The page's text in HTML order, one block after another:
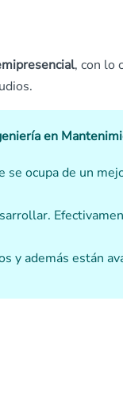
, con lo
en
ocupa de un
y además están